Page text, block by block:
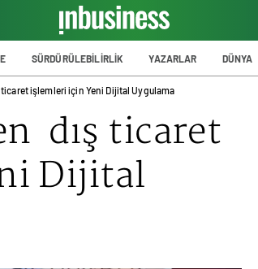
SÜRDÜRÜLEBİLİRLİK YAZARLAR DÜNYA
ticaret işlemleri için Yeni Dijital Uygulama
dış ticaret
Dijital